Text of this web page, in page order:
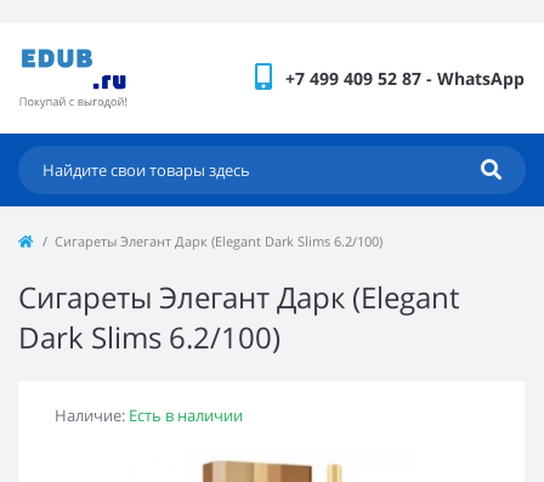
+7 499 409 52 87 - WhatsApp
Сигареты Элегант Дарк (Elegant Dark Slims 6.2/100)
Сигареты Элегант Дарк (Elegant
Dark Slims 6.2/100)
Наличие: Есть в наличии